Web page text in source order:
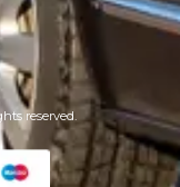
reserved.